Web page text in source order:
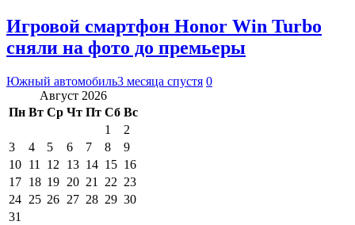
Игровой смартфон Honor Win Turbo
сняли на фото до премьеры
Южный автомобиль3 месяца спустя 0
Август 2026
Пн Вт Ср Чт Пт Сб Вс
1
2
3
4 5 6 7 8
9
10 11 12 13 14 15 16
17 18 19 20 21 22 23
24 25 26 27 28 29 30
31